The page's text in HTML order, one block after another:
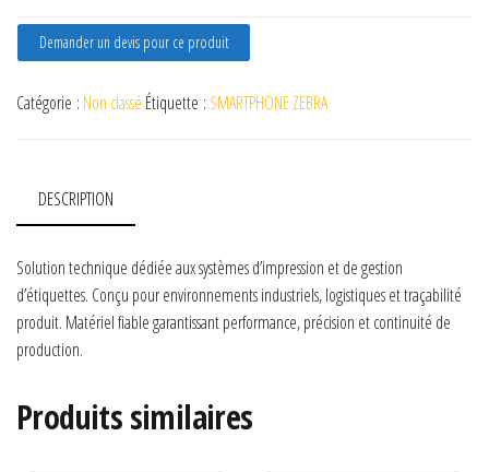
Demander un devis pour ce produit
Catégorie : Non classé Étiquette : SMARTPHONE ZEBRA
DESCRIPTION
Solution technique dédiée aux systèmes d’impression et de gestion
d’étiquettes. Conçu pour environnements industriels, logistiques et traçabilité
produit. Matériel fiable garantissant performance, précision et continuité de
production.
Produits similaires